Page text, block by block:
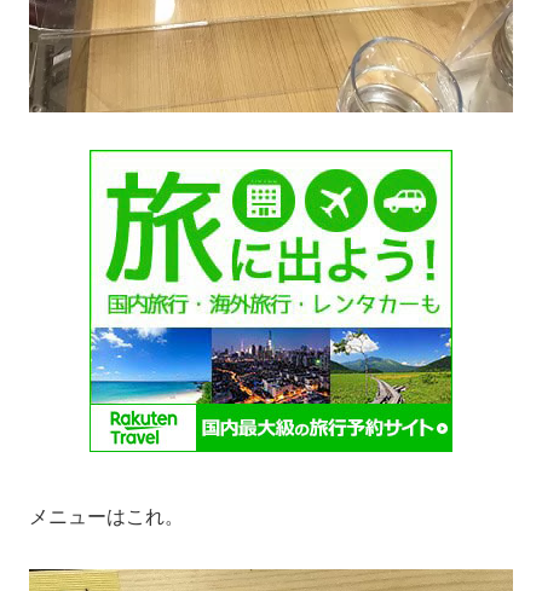
メニューはこれ。